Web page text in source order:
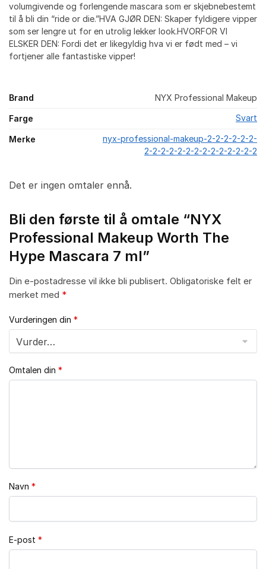
volumgivende og forlengende mascara som er skjebnebestemt
til å bli din “ride or die.”HVA GJØR DEN: Skaper fyldigere vipper
som ser lengre ut for en utrolig lekker look.HVORFOR VI
ELSKER DEN: Fordi det er likegyldig hva vi er født med – vi
fortjener alle fantastiske vipper!
Brand NYX Professional Makeup
Farge Svart
Merke
nyx-professional-makeup-2-2-2-2-2-2-
2-2-2-2-2-2-2-2-2-2-2-2-2-2
Det er ingen omtaler ennå.
Bli den første til å omtale “NYX
Professional Makeup Worth The
Hype Mascara 7 ml”
Din e-postadresse vil ikke bli publisert. Obligatoriske felt er
merket med *
Vurderingen din *
Omtalen din *
Navn *
E-post *